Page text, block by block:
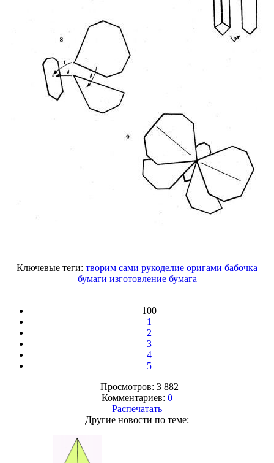
Ключевые теги: творим сами рукоделие оригами бабочка
бумаги изготовление бумага
100
1
2
3
4
5
Просмотров: 3 882
Комментариев: 0
Распечатать
Другие новости по теме: